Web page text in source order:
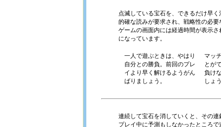
点滅している宝石を、できるだけ早
的確な読みが要求され、戦略性の必
ゲームの画面内には経過時間が表示
になっています。
一人で遊ぶときは、やはり
自分との勝負。前回のプレ
イより早く解けるようがん
ばりましょう。
マッ
とが
負け
しょ
連続して宝石を消していくと、その
プレイ中に予測もしなかったところ